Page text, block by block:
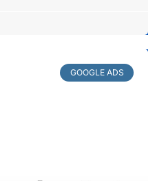
GOOGLE ADS